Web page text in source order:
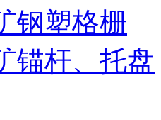
钢塑格栅
锚杆、托盘